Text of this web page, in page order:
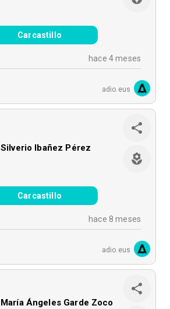
Carcastillo
hace 4 meses
adio.eus
Silverio Ibañez Pérez
Carcastillo
hace 8 meses
adio.eus
María Ángeles Garde Zoco